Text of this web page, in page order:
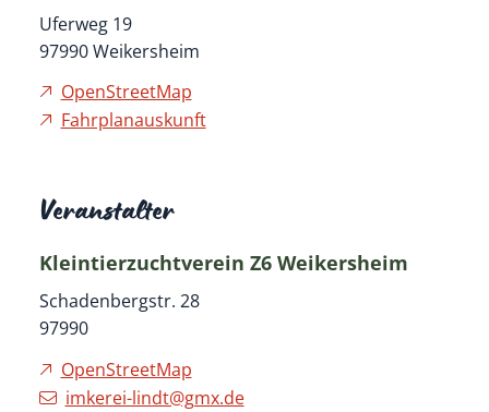
Uferweg 19
97990 Weikersheim
OpenStreetMap
Fahrplanauskunft
Veranstalter
Kleintierzuchtverein Z6 Weikersheim
Schadenbergstr. 28
97990
OpenStreetMap
imkerei-lindt@gmx.de